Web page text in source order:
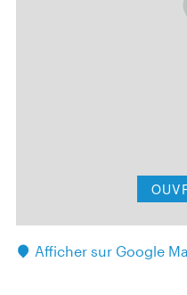
Afficher sur Google